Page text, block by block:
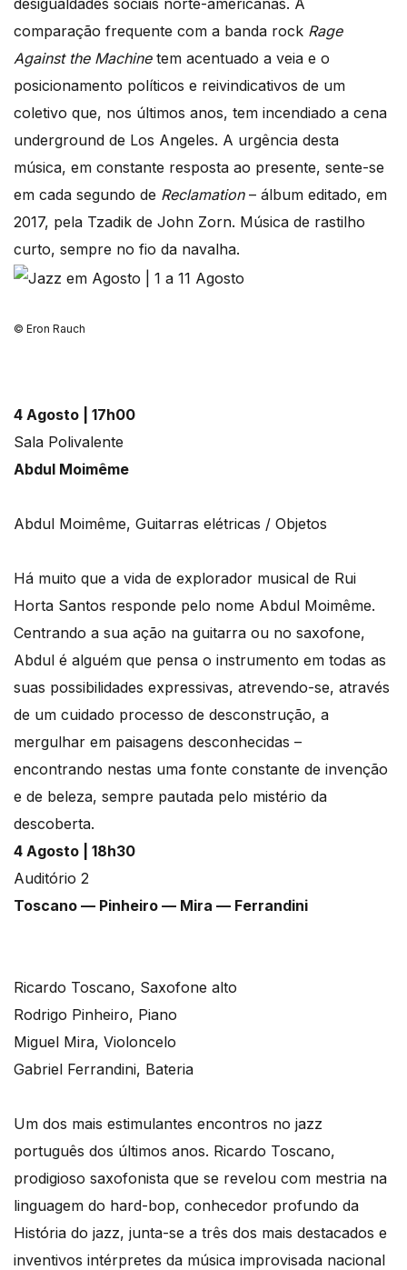
desigualdades sociais norte-americanas. A
comparação frequente com a banda rock Rage
Against the Machinetem acentuado a veia e o
posicionamento políticos e reivindicativos de um
coletivo que, nos últimos anos, tem incendiado a cena
underground de Los Angeles. A urgência desta
música, em constante resposta ao presente, sente-se
em cada segundo de Reclamation – álbum editado, em
2017, pela Tzadik de John Zorn. Música de rastilho
curto, sempre no fio da navalha.
© Eron Rauch
4 Agosto | 17h00
Sala Polivalente
Abdul Moimême
Abdul Moimême, Guitarras elétricas / Objetos
Há muito que a vida de explorador musical de Rui
Horta Santos responde pelo nome Abdul Moimême.
Centrando a sua ação na guitarra ou no saxofone,
Abdul é alguém que pensa o instrumento em todas as
suas possibilidades expressivas, atrevendo-se, através
de um cuidado processo de desconstrução, a
mergulhar em paisagens desconhecidas –
encontrando nestas uma fonte constante de invenção
e de beleza, sempre pautada pelo mistério da
descoberta.
4 Agosto | 18h30
Auditório 2
Toscano — Pinheiro — Mira — Ferrandini
Ricardo Toscano, Saxofone alto
Rodrigo Pinheiro, Piano
Miguel Mira, Violoncelo
Gabriel Ferrandini, Bateria
Um dos mais estimulantes encontros no jazz
português dos últimos anos. Ricardo Toscano,
prodigioso saxofonista que se revelou com mestria na
linguagem do hard-bop, conhecedor profundo da
História do jazz, junta-se a três dos mais destacados e
inventivos intérpretes da música improvisada nacional